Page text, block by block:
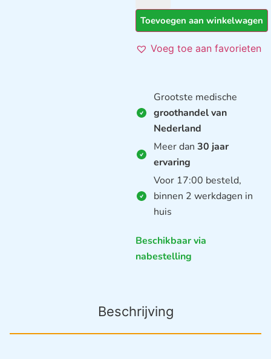
Toevoegen aan winkelwagen
Voeg toe aan favorieten
Grootste medische
groothandel van
Nederland
Meer dan 30 jaar
ervaring
Voor 17:00 besteld,
binnen 2 werkdagen in
huis
Beschikbaar via
nabestelling
Beschrijving